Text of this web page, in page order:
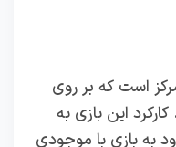
است که بر روی
این بازی به
به بازی با موجودی